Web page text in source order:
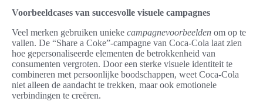
Voorbeeldcases van succesvolle visuele campagnes
Veel merken gebruiken unieke campagnevoorbeelden om op te
vallen. De “Share a Coke”-campagne van Coca-Cola laat zien
hoe gepersonaliseerde elementen de betrokkenheid van
consumenten vergroten. Door een sterke visuele identiteit te
combineren met persoonlijke boodschappen, weet Coca-Cola
niet alleen de aandacht te trekken, maar ook emotionele
verbindingen te creëren.